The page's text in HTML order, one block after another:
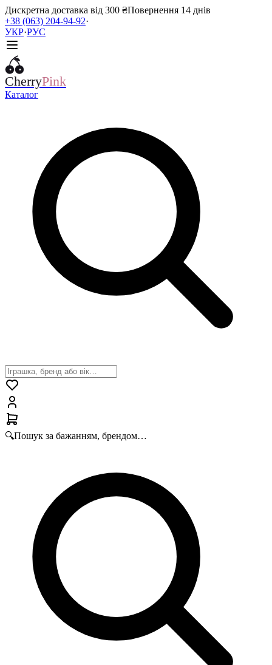
Дискретна доставка від 300 ₴Повернення 14 днів
+38 (063) 204-94-92·
УКР·РУС
CherryPink
Каталог
🔍Пошук за бажанням, брендом…